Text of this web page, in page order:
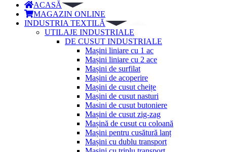
ACASĂ
MAGAZIN ONLINE
INDUSTRIA TEXTILĂ
UTILAJE INDUSTRIALE
DE CUSUT INDUSTRIALE
Mașini liniare cu 1 ac
Mașini liniare cu 2 ace
Mașini de surfilat
Mașini de acoperire
Mașini de cusut cheițe
Mașini de cusut nasturi
Masini de cusut butoniere
Mașini de cusut zig-zag
Mașină de cusut cu coloană
Mașini pentru cusătură lanț
Mașini cu dublu transport